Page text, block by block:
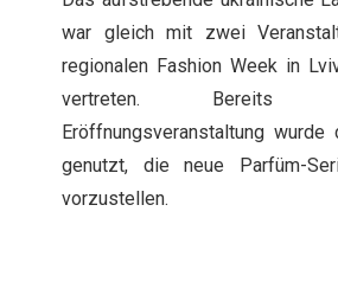
war gleich mit zwei
regionalen Fashion Week in
vertreten.
Eröffnungsveranstaltung wurde
genutzt, die neue Parfüm-
vorzustellen.